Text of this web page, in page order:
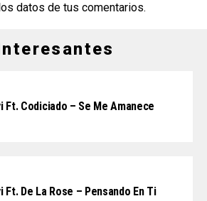
datos de tus comentarios.
Ft. Codiciado – Se Me Amanece
Ft. De La Rose – Pensando En Ti